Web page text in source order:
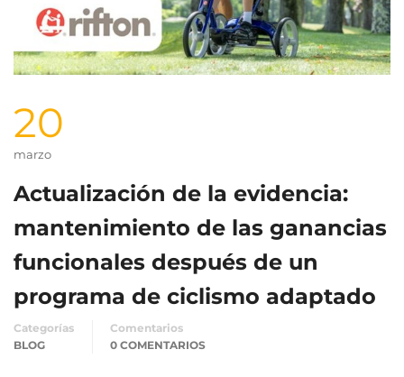
20
marzo
Actualización de la evidencia:
mantenimiento de las ganancias
funcionales después de un
programa de ciclismo adaptado
Categorías
BLOG
Comentarios
0 COMENTARIOS